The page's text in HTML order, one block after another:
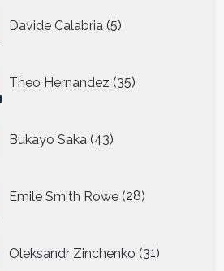
Davide Calabria 5
producten
Theo Hernandez 35
producten
Bukayo Saka 43
producten
Emile Smith Rowe 28
producten
Oleksandr Zinchenko 31
producten